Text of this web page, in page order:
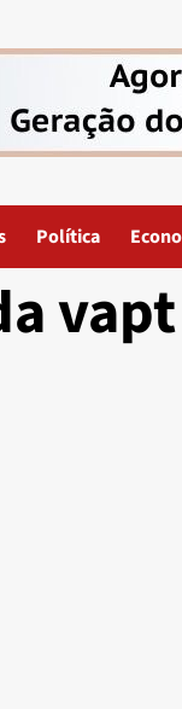
Política